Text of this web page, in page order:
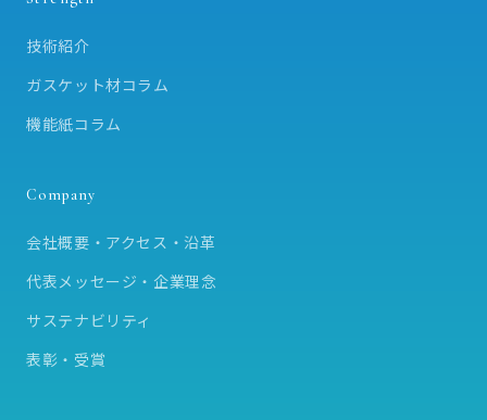
技術紹介
ガスケット材コラム
機能紙コラム
Company
会社概要・アクセス・沿革
代表メッセージ・企業理念
サステナビリティ
表彰・受賞